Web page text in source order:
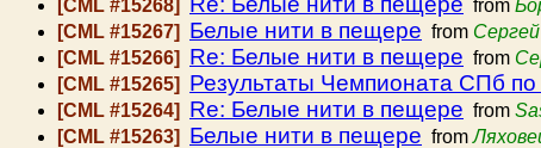
[CML #15268] from
[CML #15267] Белые нити в пещере from
[CML #15266] Re: Белые нити в пещере from
[CML #15265] Результаты Чемпионата СПб
[CML #15264] Re: Белые нити в пещере from
[CML #15263] Белые нити в пещере from